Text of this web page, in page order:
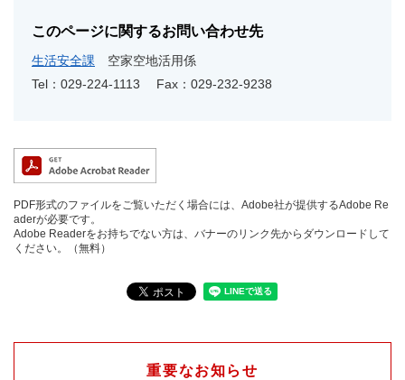
このページに関するお問い合わせ先
生活安全課
空家空地活用係
Tel：029-224-1113
Fax：029-232-9238
PDF形式のファイルをご覧いただく場合には、Adobe社が提供するAdobe Re
aderが必要です。
Adobe Readerをお持ちでない方は、バナーのリンク先からダウンロードして
ください。（無料）
重要なお知らせ